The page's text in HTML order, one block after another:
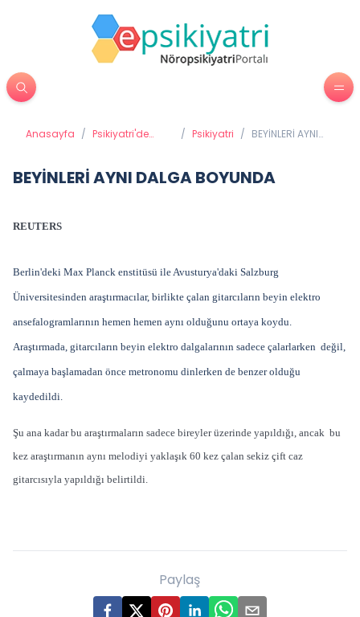
Anasayfa / Psikiyatri'de
/ Psikiyatri / BEYİNLERİ AYNI
BEYİNLERİ AYNI DALGA BOYUNDA
REUTERS
Berlin'deki Max Planck enstitüsü ile Avusturya'daki Salzburg
Üniversitesinden araştırmacılar, birlikte çalan gitarcıların beyin elektro
ansefalogramlarının hemen hemen aynı olduğunu ortaya koydu.
Araştırmada, gitarcıların beyin elektro dalgalarının sadece çalarlarken değil,
çalmaya başlamadan önce metronomu dinlerken de benzer olduğu
kaydedildi.
Şu ana kadar bu araştırmaların sadece bireyler üzerinde yapıldığı, ancak bu
kez araştırmanın aynı melodiyi yaklaşık 60 kez çalan sekiz çift caz
gitarcısıyla yapıldığı belirtildi.
Paylaş